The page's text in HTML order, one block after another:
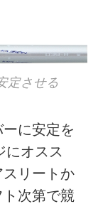
定させる
に安定を
にオスス
スリートか
次第で競